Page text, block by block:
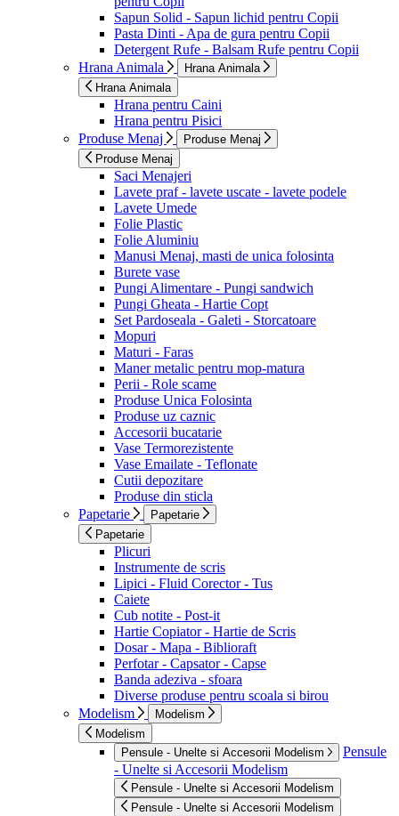
Sapun Solid - Sapun lichid pentru Copii
Pasta Dinti - Apa de gura pentru Copii
Detergent Rufe - Balsam Rufe pentru Copii
Hrana Animala
Hrana Animala
Hrana Animala
Hrana pentru Caini
Hrana pentru Pisici
Produse Menaj
Produse Menaj
Produse Menaj
Saci Menajeri
Lavete praf - lavete uscate - lavete podele
Lavete Umede
Folie Plastic
Folie Aluminiu
Manusi Menaj, masti de unica folosinta
Burete vase
Pungi Alimentare - Pungi sandwich
Pungi Gheata - Hartie Copt
Set Pardoseala - Galeti - Storcatoare
Mopuri
Maturi - Faras
Maner metalic pentru mop-matura
Perii - Role scame
Produse Unica Folosinta
Produse uz caznic
Accesorii bucatarie
Vase Termorezistente
Vase Emailate - Teflonate
Cutii depozitare
Produse din sticla
Papetarie
Papetarie
Papetarie
Plicuri
Instrumente de scris
Lipici - Fluid Corector - Tus
Caiete
Cub notite - Post-it
Hartie Copiator - Hartie de Scris
Dosar - Mapa - Biblioraft
Perfotar - Capsator - Capse
Banda adeziva - sfoara
Diverse produse pentru scoala si birou
Modelism
Modelism
Modelism
Pensule - Unelte si Accesorii Modelism
Pensule
- Unelte si Accesorii Modelism
Pensule - Unelte si Accesorii Modelism
Pensule - Unelte si Accesorii Modelism